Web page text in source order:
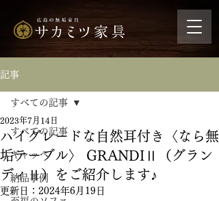
記事
すべての記事
ギャッベ
納品事例
すべての記事
ハイグレードな自然耳付き〈なら無
垢テーブル〉 GRANDIⅡ（グラン
ディⅡ）をご紹介します♪
2023年7月14日
更新日： 2024年6月19日